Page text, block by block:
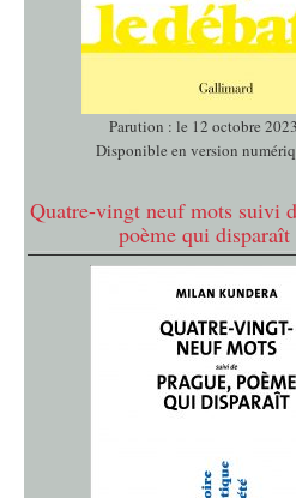
Parution : le 12 octobre 2023
Disponible en version
Quatre-vingt neuf mots suivi
poème qui disparaît